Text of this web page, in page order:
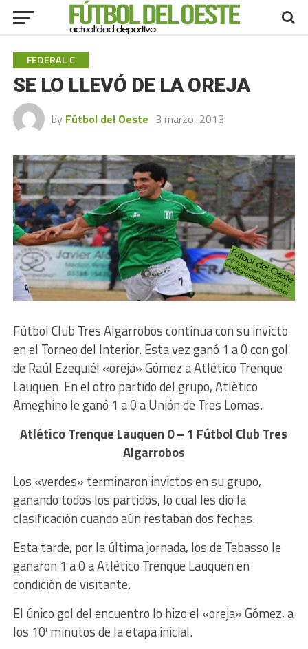
FEDERAL C
SE LO LLEVÓ DE LA OREJA
by Fútbol del Oeste 3 marzo, 2013
Fútbol Club Tres Algarrobos continua con su invicto
en el Torneo del Interior. Esta vez ganó 1 a 0 con gol
de Raúl Ezequiél «oreja» Gómez a Atlético Trenque
Lauquen. En el otro partido del grupo, Atlético
Ameghino le ganó 1 a 0 a Unión de Tres Lomas.
Atlético Trenque Lauquen 0 – 1 Fútbol Club Tres
Algarrobos
Los «verdes» terminaron invictos en su grupo,
ganando todos los partidos, lo cual les dio la
clasificación cuando aún restaban dos fechas.
Esta tarde, por la última jornada, los de Tabasso le
ganaron 1 a 0 a Atlético Trenque Lauquen en
condición de visitante.
El único gol del encuentro lo hizo el «oreja» Gómez, a
los 10′ minutos de la etapa inicial.